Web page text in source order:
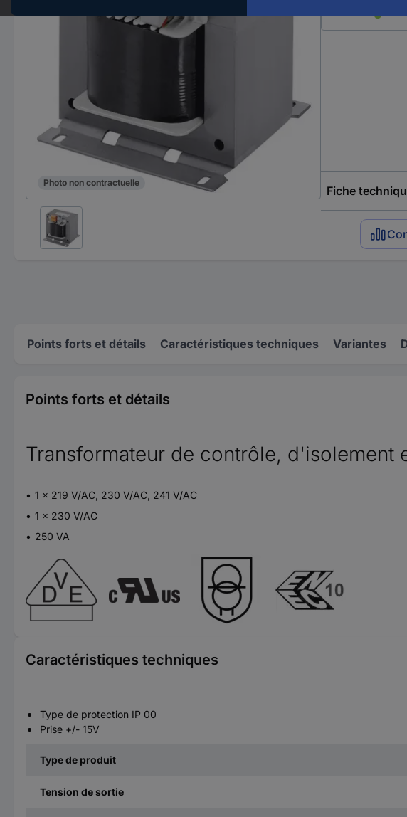
Photo non contractuelle
Fiche
Points forts et détails Caractéristiques techniques Variantes
Points forts et détails
Transformateur de contrôle, d'isolement
1 x 219 V/AC, 230 V/AC, 241 V/AC
1 x 230 V/AC
250 VA
Caractéristiques techniques
Type de protection IP 00
Prise +/- 15V
Type de produit
Tension de sortie